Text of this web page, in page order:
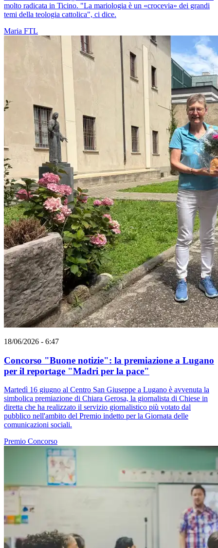
molto radicata in Ticino. "La mariologia è un «crocevia» dei grandi
temi della teologia cattolica", ci dice.
Maria FTL
18/06/2026 - 6:47
Concorso "Buone notizie": la premiazione a Lugano
per il reportage "Madri per la pace"
Martedì 16 giugno al Centro San Giuseppe a Lugano è avvenuta la
simbolica premiazione di Chiara Gerosa, la giornalista di Chiese in
diretta che ha realizzato il servizio giornalistico più votato dal
pubblico nell'ambito del Premio indetto per la Giornata delle
comunicazioni sociali.
Premio Concorso